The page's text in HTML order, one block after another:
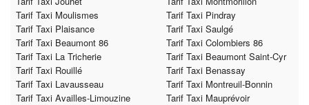
Tarif Taxi Moulismes
Tarif Taxi Pindray
Tarif Taxi Plaisance
Tarif Taxi Saulgé
Tarif Taxi Beaumont 86
Tarif Taxi Colombiers 86
Tarif Taxi La Tricherie
Tarif Taxi Beaumont Saint-Cyr
Tarif Taxi Rouillé
Tarif Taxi Benassay
Tarif Taxi Lavausseau
Tarif Taxi Montreuil-Bonnin
Tarif Taxi Availles-Limouzine
Tarif Taxi Mauprévoir